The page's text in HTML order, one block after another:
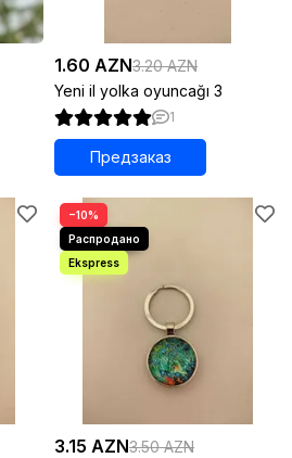
1.60 AZN3.20 AZN
Yeni il yolka oyuncağı 3
1
Предзаказ
−10%
3.15 AZN3.50 AZN